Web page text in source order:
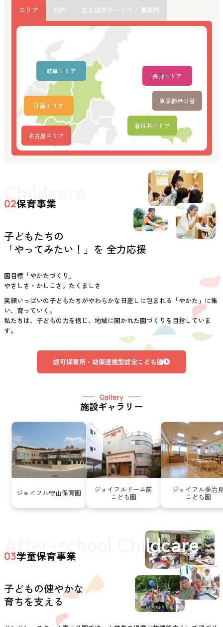
エリア 目的 主な提供サービス / 事業所
名古屋エリア
江南エリア
春日井エリア
岐阜エリア
長野エリア
東京都世田谷
Childcare
02保育事業
子どもたちの
「やってみたい！」を 全力応援
園目標「やかたづくり」
やさしさ・かしこさ。たくましさ
笑顔いっぱいの子どもたちがやわらかな日差しに包まれる「やかた」に集
い、育っていく。
私たちは、子どもの力を信じ、地域に開かれた園づくりを目指していま
す。
認可保育所・幼保連携型認定こども園
Gallery
施設ギャラリー
ジョイフル守山保育園 ジョイフルドーム前
こども園
ジョイフル多治
こども園
After-school Childcare
03学童保育事業
子どもの健やかな
育ちを支える